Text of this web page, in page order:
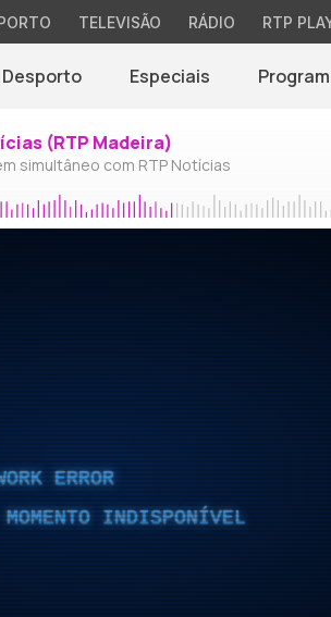
TELEVISÃO RÁDIO RTP
Desporto Especiais
(RTP Madeira)
simultâneo com RTP Notícias
ERROR
INDISPONÍVEL